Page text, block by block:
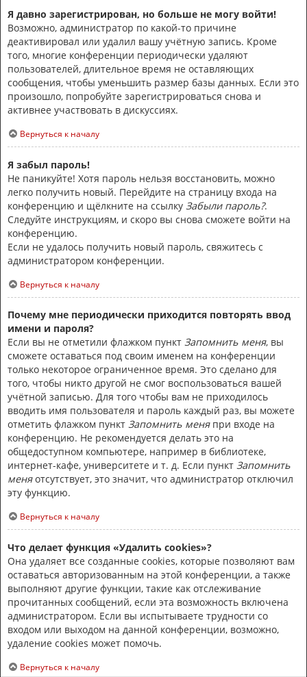
Я давно зарегистрирован, но больше не могу войти!
Возможно, администратор по какой-то причине
деактивировал или удалил вашу учётную запись. Кроме
того, многие конференции периодически удаляют
пользователей, длительное время не оставляющих
сообщения, чтобы уменьшить размер базы данных. Если это
произошло, попробуйте зарегистрироваться снова и
активнее участвовать в дискуссиях.
Вернуться к началу
Я забыл пароль!
Не паникуйте! Хотя пароль нельзя восстановить, можно
легко получить новый. Перейдите на страницу входа на
конференцию и щёлкните на ссылку Забыли пароль?.
Следуйте инструкциям, и скоро вы снова сможете войти на
конференцию.
Если не удалось получить новый пароль, свяжитесь с
администратором конференции.
Вернуться к началу
Почему мне периодически приходится повторять ввод
имени и пароля?
Если вы не отметили флажком пункт Запомнить меня, вы
сможете оставаться под своим именем на конференции
только некоторое ограниченное время. Это сделано для
того, чтобы никто другой не смог воспользоваться вашей
учётной записью. Для того чтобы вам не приходилось
вводить имя пользователя и пароль каждый раз, вы можете
отметить флажком пункт Запомнить меняпри входе на
конференцию. Не рекомендуется делать это на
общедоступном компьютере, например в библиотеке,
интернет-кафе, университете и т. д. Если пункт Запомнить
меняотсутствует, это значит, что администратор отключил
эту функцию.
Вернуться к началу
Что делает функция «Удалить cookies»?
Она удаляет все созданные cookies, которые позволяют вам
оставаться авторизованным на этой конференции, а также
выполняют другие функции, такие как отслеживание
прочитанных сообщений, если эта возможность включена
администратором. Если вы испытываете трудности со
входом или выходом на данной конференции, возможно,
удаление cookies может помочь.
Вернуться к началу